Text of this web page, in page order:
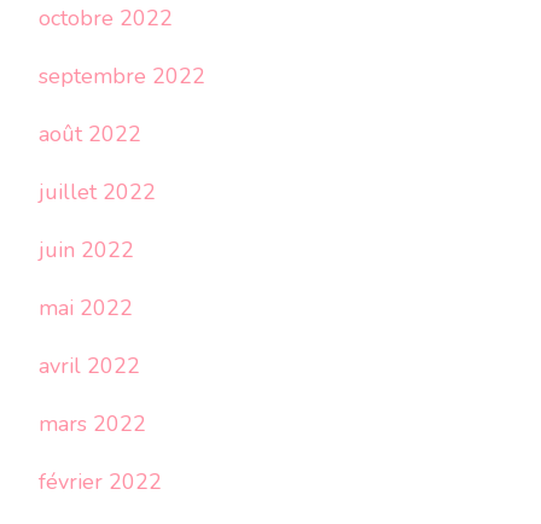
octobre 2022
septembre 2022
août 2022
juillet 2022
juin 2022
mai 2022
avril 2022
mars 2022
février 2022